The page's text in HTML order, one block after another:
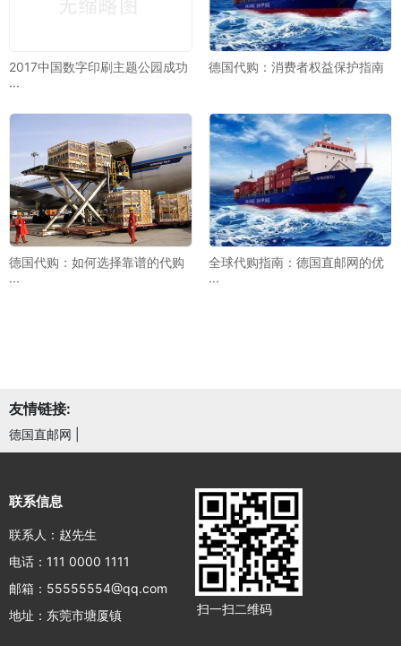
2017中国数字印刷主题公园成功
···
德国代购：消费者权益保护指南
德国代购：如何选择靠谱的代购
···
全球代购指南：德国直邮网的优
···
友情链接:
德国直邮网
联系信息
联系人：赵先生
电话：111 0000 1111
邮箱：55555554@qq.com
地址：东莞市塘厦镇
扫一扫二维码